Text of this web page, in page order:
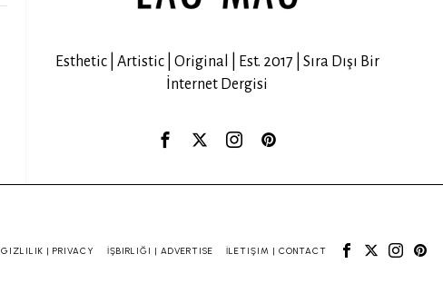
Esthetic | Artistic | Original | Est. 2017 | Sıra Dışı Bir
İnternet Dergisi
GIZLILIK | PRIVACY İŞBIRLIĞI | ADVERTISE İLETIŞIM | CONTACT